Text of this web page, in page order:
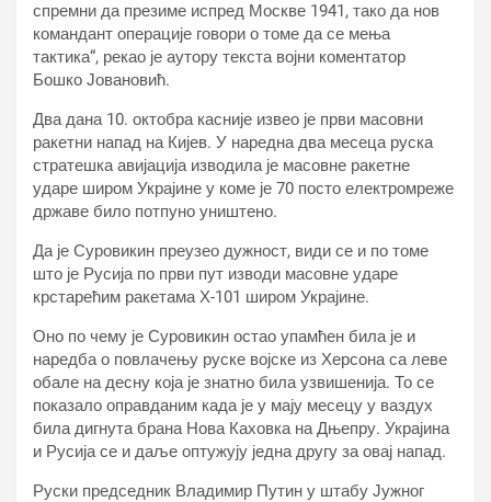
спремни да презиме испред Москве 1941, тако да нов
командант операције говори о томе да се мења
тактика“, рекао је аутору текста војни коментатор
Бошко Јовановић.
Два дана 10. октобра касније извео је први масовни
ракетни напад на Кијев. У наредна два месеца руска
стратешка авијација изводила је масовне ракетне
ударе широм Украјине у коме је 70 посто електромреже
државе било потпуно уништено.
Да је Суровикин преузео дужност, види се и по томе
што је Русија по први пут изводи масовне ударе
крстарећим ракетама Х-101 широм Украјине.
Оно по чему је Суровикин остао упамћен била је и
наредба о повлачењу руске војске из Херсона са леве
обале на десну која је знатно била узвишенија. То се
показало оправданим када је у мају месецу у ваздух
била дигнута брана Нова Каховка на Дњепру. Украјина
и Русија се и даље оптужују једна другу за овај напад.
Руски председник Владимир Путин у штабу Јужног